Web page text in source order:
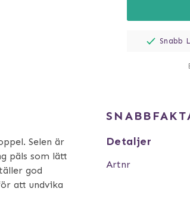
Snabb
Selen är
päls som lätt
god
att undvika
Detaljer
Artnr